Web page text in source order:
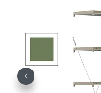
Previous